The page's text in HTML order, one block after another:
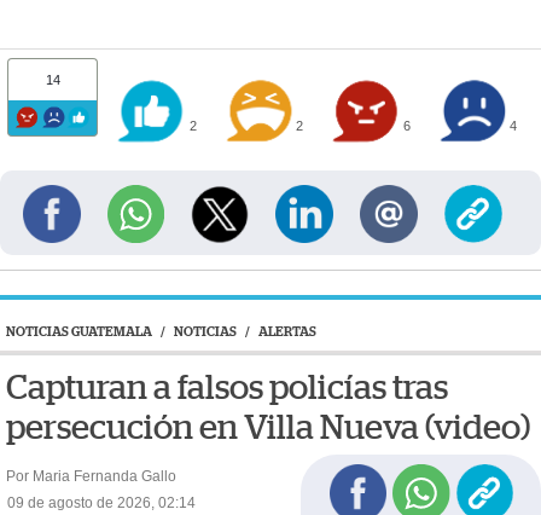
14
2 2 6 4
NOTICIAS GUATEMALA / NOTICIAS / ALERTAS
Capturan a falsos policías tras
persecución en Villa Nueva (video)
Por Maria Fernanda Gallo
09 de agosto de 2026, 02:14